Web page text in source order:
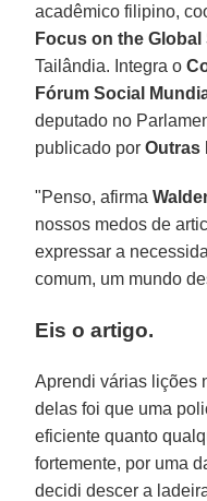
acadêmico filipino,
Focus on the Global
Tailândia. Integra o
Fórum Social
deputado no
publicado porOutras
"Penso, afirma
nossos medos de
expressar a
comum, um mundo
Eis o artigo.
Aprendi várias lições
delas foi que uma
eficiente quanto
fortemente, por uma
decidi descer a